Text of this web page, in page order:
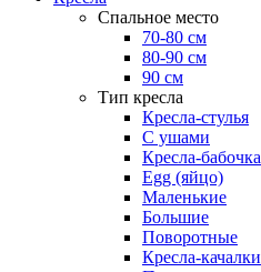
Спальное место
70-80 см
80-90 см
90 см
Тип кресла
Кресла-стулья
С ушами
Кресла-бабочка
Egg (яйцо)
Маленькие
Большие
Поворотные
Кресла-качалки